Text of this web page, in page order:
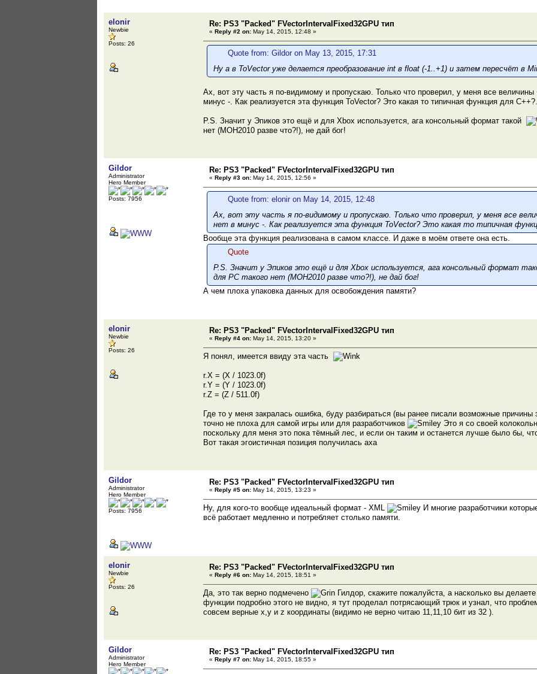
elonir
Newbie
Posts: 26
Re: PS3 "Packed" FVectorIntervalFixed32GPU тип
« Reply #2 on: May 14, 2015, 12:48 »
Quote from: Gildor on May 13, 2015, 17:31
Ну а в ToVector уже делается преобразование int в float (-1..+1) и затем пересчёт в
Ах, вот эту часть я по-видимому и пропускаю. Только что проверил, у меня все величины
минус -. Как реализуется эта функция ToVector? Это какая то типичная функция для С++?.
P.S. Значит у Эпиков это ещё и для Xbox используется, ага консольный формат такой
нет (MOH2010 разве что?!), не дай бог!
Gildor
Administrator
Hero Member
Posts: 7956
Re: PS3 "Packed" FVectorIntervalFixed32GPU тип
« Reply #3 on: May 14, 2015, 12:56 »
Quote from: elonir on May 14, 2015, 12:48
Ах, вот эту часть я по-видимому и пропускаю. Только что проверил, у меня все
нет в минус -. Как реализуется эта функция ToVector? Это какая то типичная
Вообще эта функция реализована в самом классе. И даже в моём ответе она есть.
Quote
P.S. Значит у Эпиков это ещё и для Xbox используется, ага консольный формат
для PC такого нет (MOH2010 разве что?!), не дай бог!
А чем плоха упаковка данных для освобождения памяти?
elonir
Newbie
Posts: 26
Re: PS3 "Packed" FVectorIntervalFixed32GPU тип
« Reply #4 on: May 14, 2015, 13:20 »
Я понял, имеется ввиду эта часть
r.X = (X / 1023.0f)
r.Y = (Y / 1023.0f)
r.Z = (Z / 511.0f)
Где то у меня закралась ошибка, буду разбираться (вы ранее писали возможные причины
точно не плоха для самой игры или для разработчиков
Это я со своей
поскольку для меня это пока тёмный лес, и если он таким и останется лучше было бы,
Вот такая эгоистичная позиция получилась аха
Gildor
Administrator
Hero Member
Posts: 7956
Re: PS3 "Packed" FVectorIntervalFixed32GPU тип
« Reply #5 on: May 14, 2015, 13:23 »
Ну, для кого-то вообще идеальный формат - XML
И многие разработчики
всё работает медленно и потребляет столько памяти.
elonir
Newbie
Posts: 26
Re: PS3 "Packed" FVectorIntervalFixed32GPU тип
« Reply #6 on: May 14, 2015, 18:51 »
Да, это так верно подмечено
Гилдор, скажите пожалуйста, а насколько вы
функции подробно этого не видно, я тут проделал потрясающий трюк и узнал, что
совсем верные x,y и z координаты (видимо не верно читаю 11,11,10 бит из 32 ).
Gildor
Administrator
Hero Member
Re: PS3 "Packed" FVectorIntervalFixed32GPU тип
« Reply #7 on: May 14, 2015, 18:55 »